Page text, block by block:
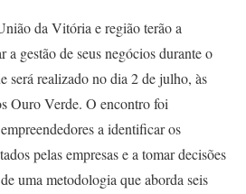
da Vitória e região terão a
a gestão de seus negócios durante o
será realizado no dia 2 de julho, às
Ouro Verde. O encontro foi
a identificar os
pelas empresas e a tomar decisões
uma metodologia que aborda seis